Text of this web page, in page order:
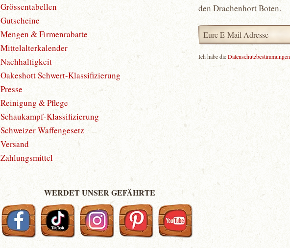
Grössentabellen
Gutscheine
Mengen & Firmenrabatte
Mittelalterkalender
Nachhaltigkeit
Oakeshott Schwert-Klassifizierung
Presse
Reinigung & Pflege
Schaukampf-Klassifizierung
Schweizer Waffengesetz
Versand
Zahlungsmittel
den Drachenhort Boten.
Ich habe dieDatenschutzbestimmungen
WERDET UNSER GEFÄHRTE